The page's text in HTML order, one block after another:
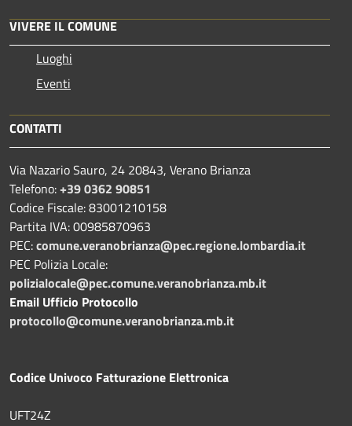
VIVERE IL COMUNE
Luoghi
Eventi
CONTATTI
Via Nazario Sauro, 24 20843, Verano Brianza
Telefono:+39 0362 90851
Codice Fiscale: 83001210158
Partita IVA: 00985870963
PEC:comune.veranobrianza@pec.regione.lombardia.it
PEC Polizia Locale:
polizialocale@pec.comune.veranobrianza.mb.it
Email Ufficio Protocollo
protocollo@comune.veranobrianza.mb.it
Codice Univoco Fatturazione Elettronica
UFT24Z